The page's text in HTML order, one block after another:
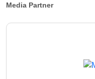
Media Partner